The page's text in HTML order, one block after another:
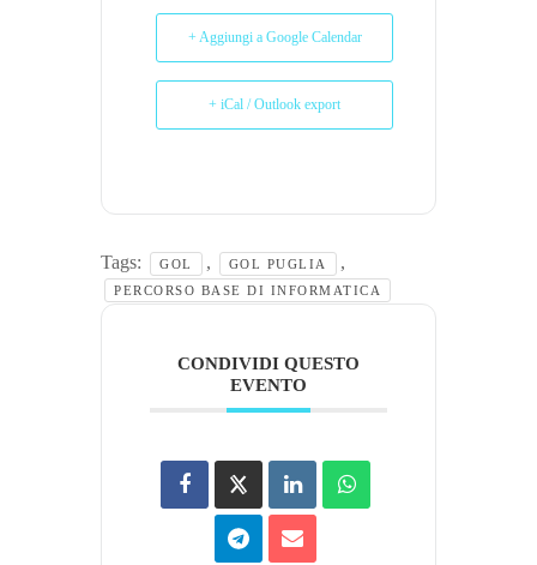
+ Aggiungi a Google Calendar
+ iCal / Outlook export
Tags: GOL , GOL PUGLIA ,
PERCORSO BASE DI INFORMATICA
CONDIVIDI QUESTO
EVENTO